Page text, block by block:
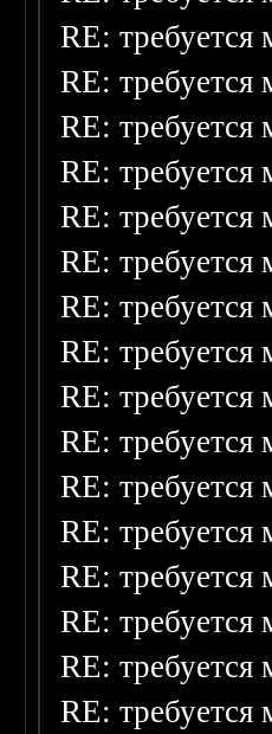
RE: требуется
RE: требуется
RE: требуется
RE: требуется
RE: требуется
RE: требуется
RE: требуется
RE: требуется
RE: требуется
RE: требуется
RE: требуется
RE: требуется
RE: требуется
RE: требуется
RE: требуется
RE: требуется